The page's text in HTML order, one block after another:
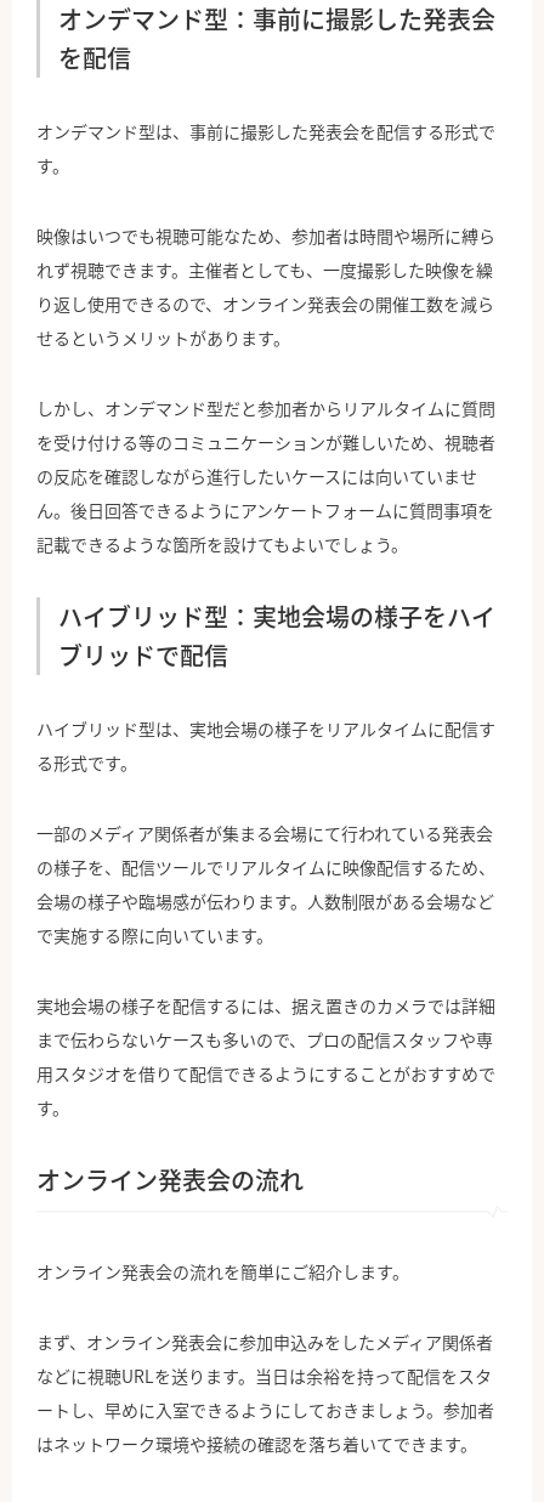
オンデマンド型：事前に撮影した発表会
を配信
オンデマンド型は、事前に撮影した発表会を配信する形式で
す。
映像はいつでも視聴可能なため、参加者は時間や場所に縛ら
れず視聴できます。主催者としても、一度撮影した映像を繰
り返し使用できるので、オンライン発表会の開催工数を減ら
せるというメリットがあります。
しかし、オンデマンド型だと参加者からリアルタイムに質問
を受け付ける等のコミュニケーションが難しいため、視聴者
の反応を確認しながら進行したいケースには向いていませ
ん。後日回答できるようにアンケートフォームに質問事項を
記載できるような箇所を設けてもよいでしょう。
ハイブリッド型：実地会場の様子をハイ
ブリッドで配信
ハイブリッド型は、実地会場の様子をリアルタイムに配信す
る形式です。
一部のメディア関係者が集まる会場にて行われている発表会
の様子を、配信ツールでリアルタイムに映像配信するため、
会場の様子や臨場感が伝わります。人数制限がある会場など
で実施する際に向いています。
実地会場の様子を配信するには、据え置きのカメラでは詳細
まで伝わらないケースも多いので、プロの配信スタッフや専
用スタジオを借りて配信できるようにすることがおすすめで
す。
オンライン発表会の流れ
オンライン発表会の流れを簡単にご紹介します。
まず、オンライン発表会に参加申込みをしたメディア関係者
などに視聴URLを送ります。当日は余裕を持って配信をスタ
ートし、早めに入室できるようにしておきましょう。参加者
はネットワーク環境や接続の確認を落ち着いてできます。